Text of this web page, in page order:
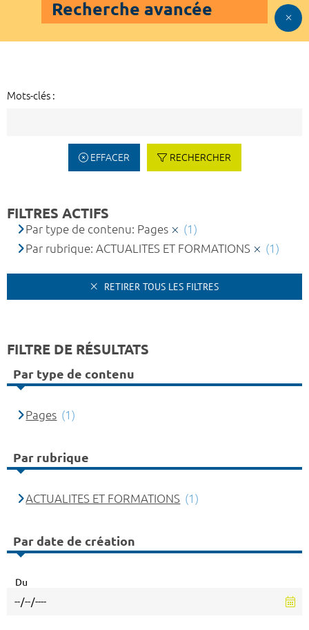
Recherche avancée
Mots-clés :
EFFACER RECHERCHER
FILTRES ACTIFS
Par type de contenu: Pages
(1)
Par rubrique: ACTUALITES ET FORMATIONS
(1)
RETIRER TOUS LES FILTRES
FILTRE DE RÉSULTATS
Par type de contenu
Pages (1)
Par rubrique
ACTUALITES ET FORMATIONS (1)
Par date de création
Du